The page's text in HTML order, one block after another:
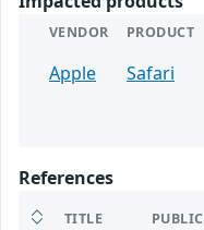
VENDOR PRODUCT
Apple Safari
References
TITLE